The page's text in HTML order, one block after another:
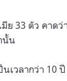
ย 33 ตัว คาดว่
นั้น
เวลากว่า 10